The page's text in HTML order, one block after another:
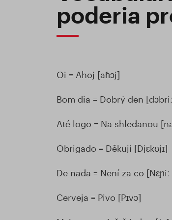
poderia
Oi = Ahoj [aɦɔj]
Bom dia = Dobrý den
Até logo = Na shledanou
Obrigado = Děkuji [Djɛkʊjɪ]
De nada = Není za co
Cerveja = Pivo [Pɪvɔ]